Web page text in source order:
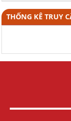
THỐNG KÊ TRUY